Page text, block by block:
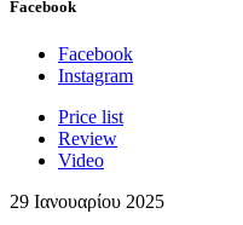
Facebook
Facebook
Instagram
Price list
Review
Video
29 Ιανουαρίου 2025